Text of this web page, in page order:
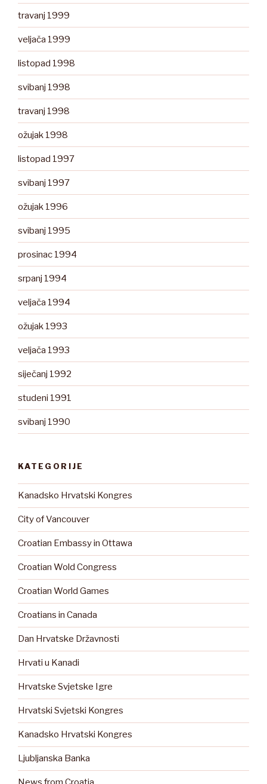
travanj 1999
veljača 1999
listopad 1998
svibanj 1998
travanj 1998
ožujak 1998
listopad 1997
svibanj 1997
ožujak 1996
svibanj 1995
prosinac 1994
srpanj 1994
veljača 1994
ožujak 1993
veljača 1993
siječanj 1992
studeni 1991
svibanj 1990
KATEGORIJE
Kanadsko Hrvatski Kongres
City of Vancouver
Croatian Embassy in Ottawa
Croatian Wold Congress
Croatian World Games
Croatians in Canada
Dan Hrvatske Državnosti
Hrvati u Kanadi
Hrvatske Svjetske Igre
Hrvatski Svjetski Kongres
Kanadsko Hrvatski Kongres
Ljubljanska Banka